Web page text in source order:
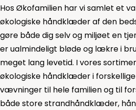
HosØkofamilien har vi samlet et
økologiske håndklæder af den
gøre både dig selv og miljøet en
er ualmindeligt bløde og lækre i
meget lang levetid. I vores
økologiske håndklæder i
vævninger til hele familien og til
både store strandhåndklæder,